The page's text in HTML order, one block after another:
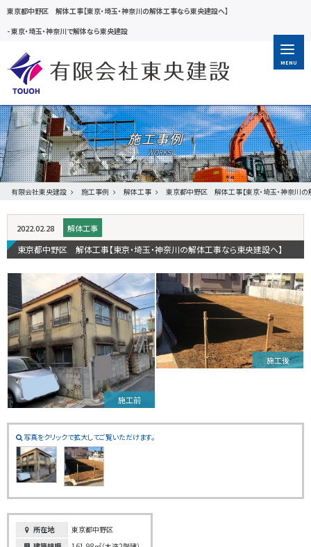
東京都中野区 解体工事【東京・埼玉・神奈川の解体工事なら東央建設へ】
-東京・埼玉・神奈川で解体なら東央建設
MENU
施工事例
有限会社東央建設 施工事例 解体工事 東京都中野区 解体工事【東京・埼玉・神奈川の
2022.02.28 解体工事
東京都中野区 解体工事【東京・埼玉・神奈川の解体工事なら東央建設へ】
施工前
施工後
写真をクリックで拡大してご覧いただけます。
所在地
東京都中野区